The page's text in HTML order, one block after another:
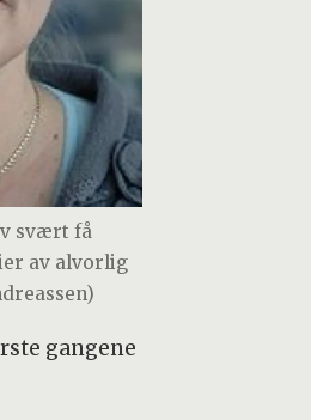
svært få
av alvorlig
gangene